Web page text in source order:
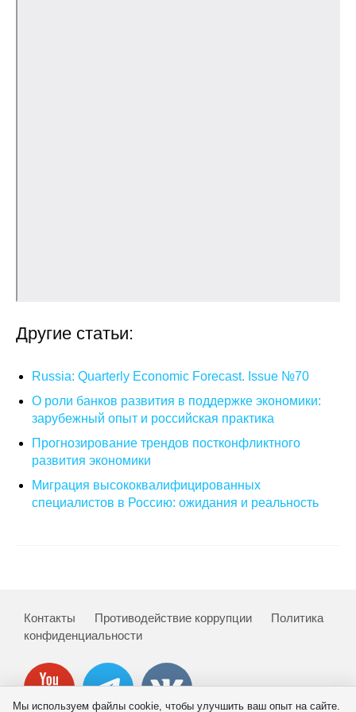
Кафедра МФТИ
Кафедра МАДИ
Аспирантура
Об аспирантуре
Нормативные документы
О совете
Другие статьи:
Russia: Quarterly Economic Forecast. Issue №70
О роли банков развития в поддержке экономики:
зарубежный опыт и российская практика
Прогнозирование трендов постконфликтного
развития экономики
Миграция высококвалифицированных
специалистов в Россию: ожидания и реальность
Контакты Противодействие коррупции
Политика
конфиденциальности
Мы используем файлы cookie, чтобы улучшить ваш опыт на сайте.